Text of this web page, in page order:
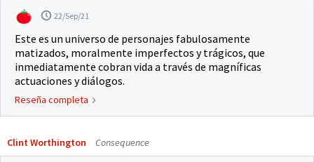
22/Sep/21
Este es un universo de personajes fabulosamente
matizados, moralmente imperfectos y trágicos, que
inmediatamente cobran vida a través de magníficas
actuaciones y diálogos.
Reseña completa
Clint Worthington Consequence